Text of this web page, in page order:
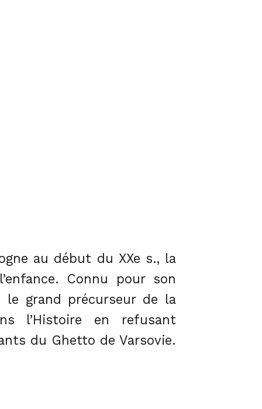
au début du XXe s., la
Connu pour son
grand précurseur de la
l’Histoire en refusant
du Ghetto de Varsovie.